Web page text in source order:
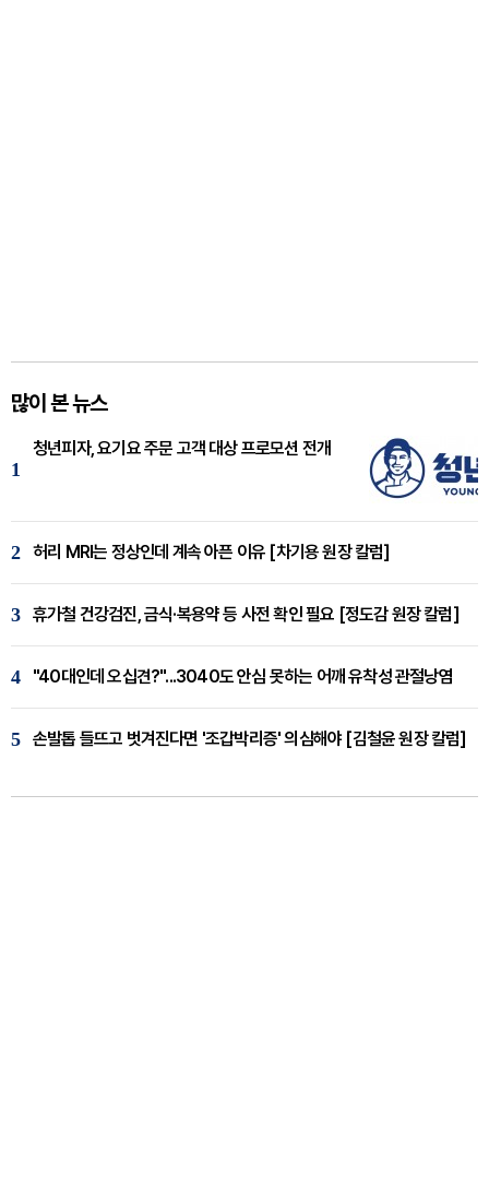
많이 본 뉴스
1
청년피자, 요기요 주문 고객 대상 프로모션 전개
2 허리 MRI는 정상인데 계속 아픈 이유 [차기용 원장 칼럼]
3 휴가철 건강검진, 금식·복용약 등 사전 확인 필요 [정도감 원장 칼럼]
4 "40대인데 오십견?"...3040도 안심 못하는 어깨 유착성 관절낭염
5 손발톱 들뜨고 벗겨진다면 '조갑박리증' 의심해야 [김철윤 원장 칼럼]